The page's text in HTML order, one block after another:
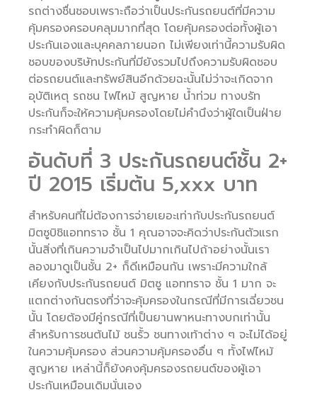
รถต่างชื่นชอบเพราะถือว่าเป็นประกันรถยนต์ที่มีความ
คุ้มครองครอบคลุมมากที่สุด โดยคุ้มครองต่อทั้งผู้เอา
ประกันเองและบุคคลภายนอก ไม่เพียงเท่านี้ความรับผิด
ชอบของบริษัทประกันที่มียังรวมไปถึงความรับผิดชอบ
ต่อรถยนต์และทรัพย์สินอีกด้วยฉะนั้นไม่ว่าจะเกิดจาก
อุบัติเหตุ รถชน ไฟไหม้ สูญหาย น้ำท่วม ทางบรัท
ประกันก็จะให้ความคุ้มครองโดยไม่คำนึงว่าผู้ใดเป็นฝ่าย
กระทำผิดก็ตาม
อันดับที่ 3 ประกันรถยนต์ชั้น 2+
ปี 2015 เริ่มต้น 5,xxx บาท
สำหรับคนที่ไม่ต้องการจ่ายเยอะเท่ากับประกันรถยนต์
มิตซูบิชิแอททราจ ชั้น 1 คุณอาจจะคิดว่าประกันตัวแรก
นั้นสิ่งที่เกินความจำเป็นไปมากเกินไปถ้าอย่างนั้นเรา
ลองมาดูเป็นชั้น 2+ ก็ดีเหมือนกัน เพราะมีความใกล้
เคียงกับประกันรถยนต์ มิตซู แอททราจ ชั้น 1 มาก จะ
แตกต่างกันตรงที่ว่าจะคุ้มครองในกรณีที่มีการเฉี่ยวชน
นั้น โดยต้องมีคู่กรณีที่เป็นยานพาหนะทางบกเท่านั้น
สำหรับการชนต้นไม้ ชนรั้ว ชนทางเท้าต่าง ๆ จะไม่ได้อยู่
ในความคุ้มครอง ส่วนความคุ้มครองอื่น ๆ ทั้งไฟไหม้
สูญหาย เหล่านี้ก็ยังคงคุ้มครองรถยนต์ของผู้เอา
ประกันเหมือนเดิมนั่นเอง